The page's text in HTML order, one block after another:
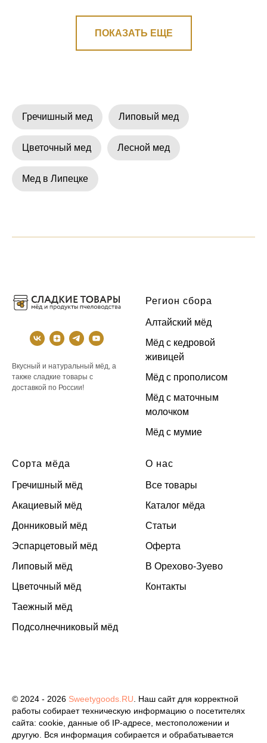
ПОКАЗАТЬ ЕЩЕ
Гречишный мед Липовый мед
Цветочный мед Лесной мед
Мед в Липецке
Вкусный и натуральный мёд, а
также сладкие товары с
доставкой по России!
Регион сбора
Алтайский мёд
Мёд с кедровой
живицей
Мёд с прополисом
Мёд с маточным
молочком
Мёд с мумие
Сорта мёда
Гречишный мёд
Акациевый мёд
Донниковый мёд
Эспарцетовый мёд
Липовый мёд
Цветочный мёд
Таежный мёд
Подсолнечниковый мёд
О нас
Все товары
Каталог мёда
Статьи
Оферта
В Орехово-Зуево
Контакты
© 2024 - 2026 Sweetygoods.RU. Наш сайт для корректной
работы собирает техническую информацию о посетителях
сайта: cookie, данные об IP-адресе, местоположении и
другую. Вся информация собирается и обрабатывается